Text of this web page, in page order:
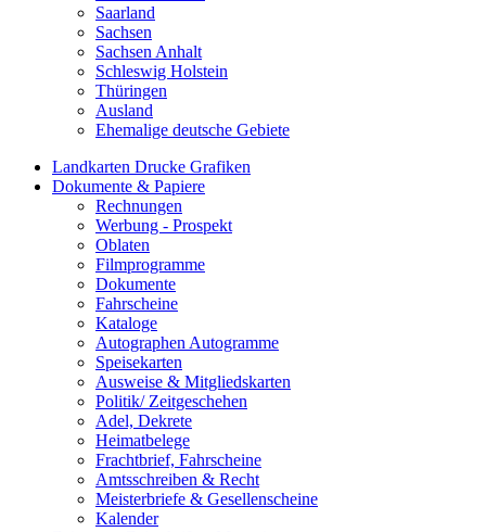
Saarland
Sachsen
Sachsen Anhalt
Schleswig Holstein
Thüringen
Ausland
Ehemalige deutsche Gebiete
Landkarten Drucke Grafiken
Dokumente & Papiere
Rechnungen
Werbung - Prospekt
Oblaten
Filmprogramme
Dokumente
Fahrscheine
Kataloge
Autographen Autogramme
Speisekarten
Ausweise & Mitgliedskarten
Politik/ Zeitgeschehen
Adel, Dekrete
Heimatbelege
Frachtbrief, Fahrscheine
Amtsschreiben & Recht
Meisterbriefe & Gesellenscheine
Kalender